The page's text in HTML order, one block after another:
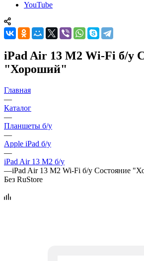
YouTube
iPad Air 13 M2 Wi-Fi б/у
"Хороший"
Главная
—
Каталог
—
Планшеты б/у
—
Apple iPad б/у
—
iPad Air 13 M2 б/у
—iPad Air 13 M2 Wi-Fi б/у Состояние
Без RuStore